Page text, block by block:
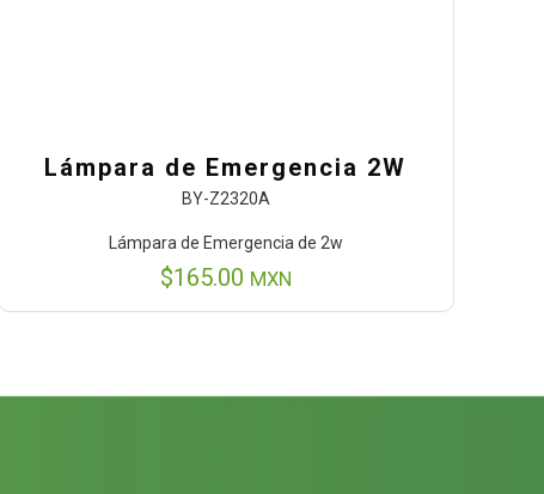
Lámpara de Emergencia 2W
BY-Z2320A
Lámpara de Emergencia de 2w
$165.00 MXN